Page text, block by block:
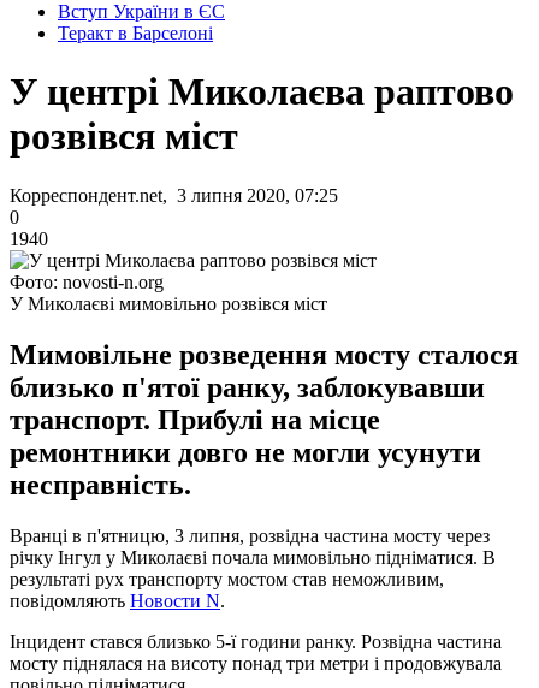
Вступ України в ЄС
Теракт в Барселоні
У центрі Миколаєва раптово
розвівся міст
Корреспондент.net, 3 липня 2020, 07:25
0
1940
Фото: novosti-n.org
У Миколаєві мимовільно розвівся міст
Мимовільне розведення мосту сталося
близько п'ятої ранку, заблокувавши
транспорт. Прибулі на місце
ремонтники довго не могли усунути
несправність.
Вранці в п'ятницю, 3 липня, розвідна частина мосту через
річку Інгул у Миколаєві почала мимовільно підніматися. В
результаті рух транспорту мостом став неможливим,
повідомляють Новости N.
Інцидент стався близько 5-ї години ранку. Розвідна частина
мосту піднялася на висоту понад три метри і продовжувала